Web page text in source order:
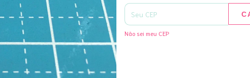
Não sei meu CEP